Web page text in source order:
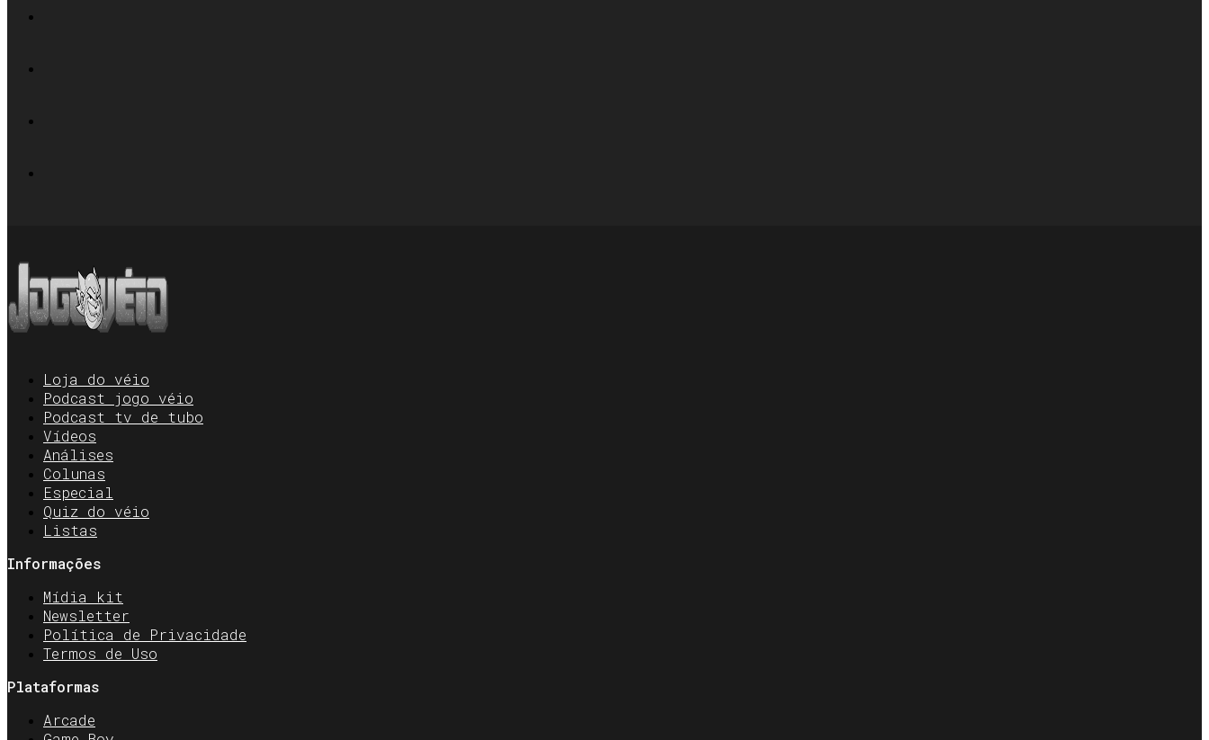
Loja do véio
Podcast jogo véio
Podcast tv de tubo
Vídeos
Análises
Colunas
Especial
Quiz do véio
Listas
Informações
Mídia kit
Newsletter
Política de Privacidade
Termos de Uso
Plataformas
Arcade